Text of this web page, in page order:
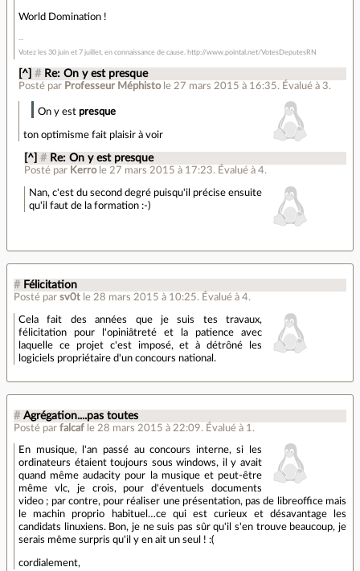
World Domination !
Votez les 30 juin et 7 juillet, en connaissance de cause. http://www.pointal.net/VotesDeputesRN
[^] # Re: On y est presque
Posté par Professeur Méphisto le 27 mars 2015 à 16:35. Évalué à 3.
On y est presque
ton optimisme fait plaisir à voir
[^] # Re: On y est presque
Posté par Kerro le 27 mars 2015 à 17:23. Évalué à 4.
Nan, c'est du second degré puisqu'il précise ensuite
qu'il faut de la formation :-)
# Félicitation
Posté par sv0t le 28 mars 2015 à 10:25. Évalué à 4.
Cela fait des années que je suis tes travaux,
félicitation pour l'opiniâtreté et la patience avec
laquelle ce projet c'est imposé, et à détrôné les
logiciels propriétaire d'un concours national.
# Agrégation....pas toutes
Posté par falcaf le 28 mars 2015 à 22:09. Évalué à 1 .
En musique, l'an passé au concours interne, si les
ordinateurs étaient toujours sous windows, il y avait
quand même audacity pour la musique et peut-être
même vlc, je crois, pour d'éventuels documents
video ; par contre, pour réaliser une présentation, pas de libreoffice mais
le machin proprio habituel…ce qui est curieux et désavantage les
candidats linuxiens. Bon, je ne suis pas sûr qu'il s'en trouve beaucoup, je
serais même surpris qu'il y en ait un seul ! :(
cordialement,